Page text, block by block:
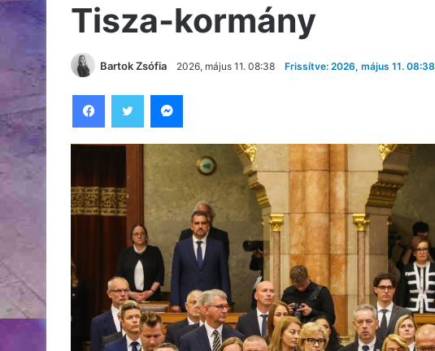
Tisza-kormány
Bartok Zsófia 2026, május 11. 08:38 Frissítve: 2026, május 11. 08:38